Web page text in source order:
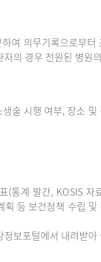
여 의무기록으로부
의 경우 전원된 병원
술 시행 여부, 장소
통계 발간, KOSIS
등 보건정책 수립
보포털에서 내려받